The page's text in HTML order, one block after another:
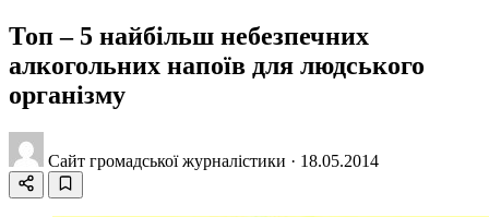
Топ – 5 найбільш небезпечних
алкогольних напоїв для людського
організму
Сайт громадської журналістики · 18.05.2014